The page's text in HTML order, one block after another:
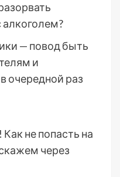
алкоголем?
— повод быть
и
очередной раз
не попасть на
через